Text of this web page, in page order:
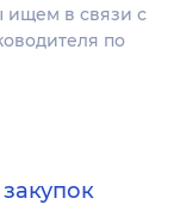
ищем в связи с
по